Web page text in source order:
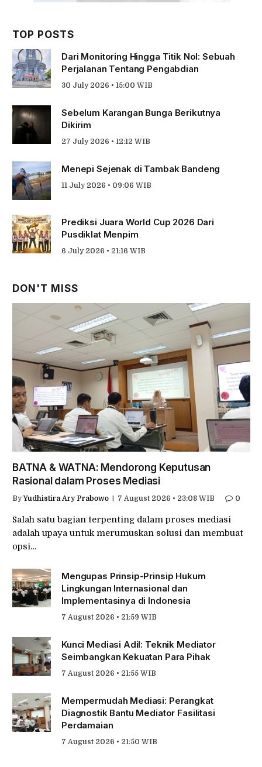
TOP POSTS
Dari Monitoring Hingga Titik Nol: Sebuah
Perjalanan Tentang Pengabdian
30 July 2026 • 15:00 WIB
Sebelum Karangan Bunga Berikutnya
Dikirim
27 July 2026 • 12:12 WIB
Menepi Sejenak di Tambak Bandeng
11 July 2026 • 09:06 WIB
Prediksi Juara World Cup 2026 Dari
Pusdiklat Menpim
6 July 2026 • 21:16 WIB
DON'T MISS
BATNA & WATNA: Mendorong Keputusan
Rasional dalam Proses Mediasi
By Yudhistira Ary Prabowo 7 August 2026 • 23:08 WIB 0
Salah satu bagian terpenting dalam proses mediasi
adalah upaya untuk merumuskan solusi dan membuat
opsi…
Mengupas Prinsip-Prinsip Hukum
Lingkungan Internasional dan
Implementasinya di Indonesia
7 August 2026 • 21:59 WIB
Kunci Mediasi Adil: Teknik Mediator
Seimbangkan Kekuatan Para Pihak
7 August 2026 • 21:55 WIB
Mempermudah Mediasi: Perangkat
Diagnostik Bantu Mediator Fasilitasi
Perdamaian
7 August 2026 • 21:50 WIB